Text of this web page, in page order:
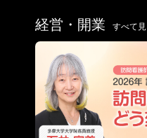
経営・開業 すべて